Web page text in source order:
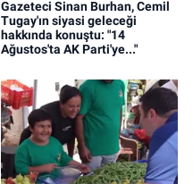
Gazeteci Sinan Burhan, Cemil
Tugay'ın siyasi geleceği
hakkında konuştu: "14
Ağustos'ta AK Parti'ye..."